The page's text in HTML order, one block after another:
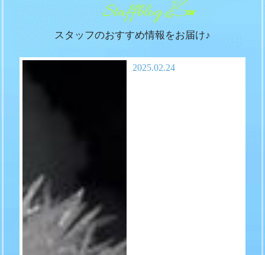
Staffblog
スタッフのおすすめ情報をお届け♪
2025.02.24